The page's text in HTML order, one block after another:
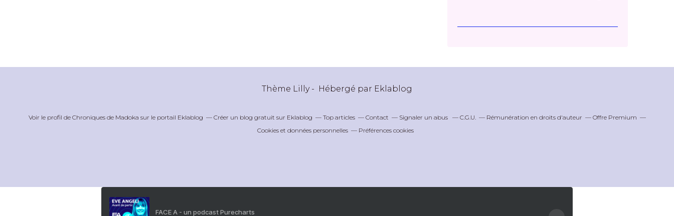
Thème Lilly - Hébergé par Eklablog
Voir le profil de Chroniques de Madoka sur le portail Eklablog Créer un blog gratuit sur Eklablog Top articles Contact Signaler un abus C.G.U. Rémunération en droits d'auteur
Offre Premium
Cookies et données personnelles
Préférences cookies
FACE A - un podcast Purecharts